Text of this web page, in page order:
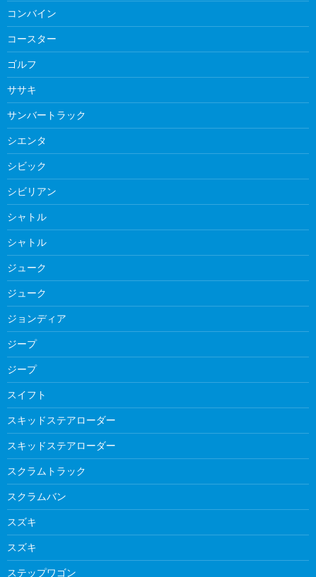
コンバイン
コースター
ゴルフ
ササキ
サンバートラック
シエンタ
シビック
シビリアン
シャトル
シャトル
ジューク
ジューク
ジョンディア
ジープ
ジープ
スイフト
スキッドステアローダー
スキッドステアローダー
スクラムトラック
スクラムバン
スズキ
スズキ
ステップワゴン